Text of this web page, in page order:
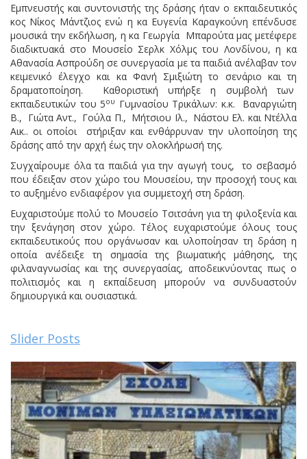
Εμπνευστής και συντονιστής της δράσης ήταν ο εκπαιδευτικός
κος Νίκος Μάντζιος ενώ η κα Ευγενία Καραγκούνη επένδυσε
μουσικά την εκδήλωση, η κα Γεωργία Μπαρούτα μας μετέφερε
διαδικτυακά στο Μουσείο Σερλκ Χόλμς του Λονδίνου, η κα
Αθανασία Ασπρούδη σε συνεργασία με τα παιδιά ανέλαβαν τον
κειμενικό έλεγχο και κα Φανή Σμιξιώτη το σενάριο και τη
δραματοποίηση. Καθοριστική υπήρξε η συμβολή των
εκπαιδευτικών του 5ου Γυμνασίου Τρικάλων: κ.κ. Βαναργιώτη
Β., Γιώτα Αντ., Γούλα Π., Μήτσιου Ιλ., Νάστου Ελ. και Ντέλλα
Αικ.. οι οποίοι στήριξαν και ενθάρρυναν την υλοποίηση της
δράσης από την αρχή έως την ολοκλήρωσή της.
Συγχαίρουμε όλα τα παιδιά για την αγωγή τους, το σεβασμό
που έδειξαν στον χώρο του Μουσείου, την προσοχή τους και
το αυξημένο ενδιαφέρον για συμμετοχή στη δράση.
Ευχαριστούμε πολύ το Μουσείο Τσιτσάνη για τη φιλοξενία και
την ξενάγηση στον χώρο. Τέλος ευχαριστούμε όλους τους
εκπαιδευτικούς που οργάνωσαν και υλοποίησαν τη δράση η
οποία ανέδειξε τη σημασία της βιωματικής μάθησης, της
φιλαναγνωσίας και της συνεργασίας, αποδεικνύοντας πως ο
πολιτισμός και η εκπαίδευση μπορούν να συνδυαστούν
δημιουργικά και ουσιαστικά.
Slider Posts